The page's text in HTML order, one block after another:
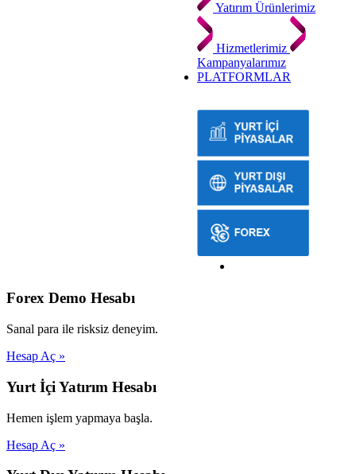
Yatırım Ürünlerimiz
Hizmetlerimiz
Kampanyalarımız
PLATFORMLAR
Forex Demo Hesabı
Sanal para ile risksiz deneyim.
Hesap Aç »
Yurt İçi Yatırım Hesabı
Hemen işlem yapmaya başla.
Hesap Aç »